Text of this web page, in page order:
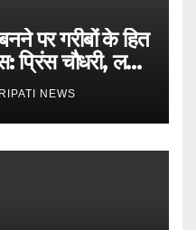
पर गरीबों के हित
चौधरी, लगाई
NEWS